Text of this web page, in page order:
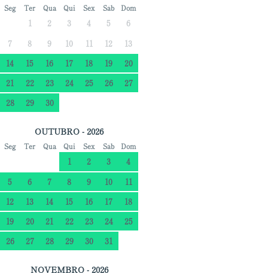
Seg Ter Qua Qui Sex Sáb Dom
1 2 3 4 5
6
7
8 9 10 11 12
13
14
15 16 17 18 19
20
21
22 23 24 25 26
27
28
29 30
OUTUBRO - 2026
Seg Ter Qua Qui Sex Sáb Dom
1 2 3
4
5
6 7 8 9 10
11
12
13 14 15 16 17
18
19
20 21 22 23 24
25
26
27 28 29 30 31
NOVEMBRO - 2026